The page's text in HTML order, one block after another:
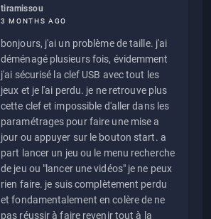
tiramissou
3 MONTHS AGO
bonjours, j'ai un problème de taille. j'ai
déménagé plusieurs fois, évidemment
j'ai sécurisé la clef USB avec tout les
jeux et je l'ai perdu. je ne retrouve plus
cette clef et impossible d'aller dans les
paramétrages pour faire une mise a
jour ou appuyer sur le bouton start. a
part lancer un jeu ou le menu recherche
de jeu ou "lancer une vidéos" je ne peux
rien faire. je suis complètement perdu
et fondamentalement en colère de ne
pas réussir à faire revenir tout à la